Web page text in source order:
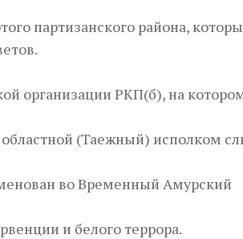
партизанского района,
организации РКП(б), на
(Таежный) исполком
во Временный Амурский
и белого террора.